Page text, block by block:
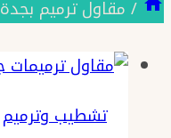
/ مقاول ترميم بجدة
تشطيب وترميم